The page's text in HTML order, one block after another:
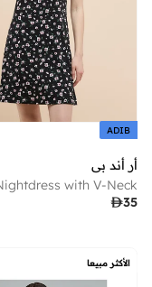
ADIB
أر أند بي
35
الأكثر مبيعا